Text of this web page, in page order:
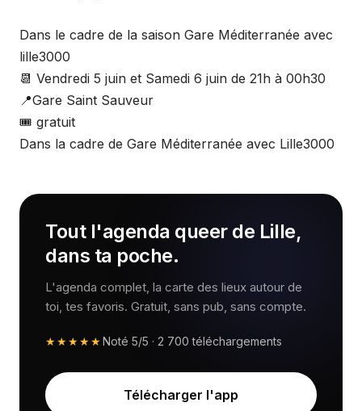
Dans le cadre de la saison Gare Méditerranée avec
lille3000
📆 Vendredi 5 juin et Samedi 6 juin de 21h à 00h30
📍Gare Saint Sauveur
🎟 gratuit
Dans la cadre de Gare Méditerranée avec Lille3000
Tout l'agenda queer de Lille,
dans ta poche.
L'agenda complet, la carte des lieux autour de
toi, tes favoris. Gratuit, sans pub, sans compte.
★★★★★Noté 5/5 · 2 700 téléchargements
Télécharger l'app